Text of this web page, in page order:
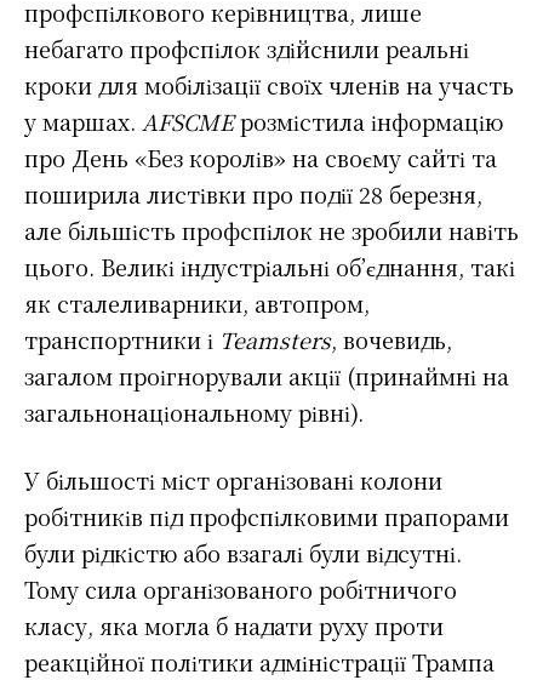
профспілкового керівництва, лише
небагато профспілок здійснили реальні
кроки для мобілізації своїх членів на участь
у маршах. AFSCMEрозмістила інформацію
про День «Без королів» на своєму сайті та
поширила листівки про події 28 березня,
але більшість профспілок не зробили навіть
цього. Великі індустріальні об’єднання, такі
як сталеливарники, автопром,
транспортники і Teamsters, вочевидь,
загалом проігнорували акції (принаймні на
загальнонаціональному рівні).
У більшості міст організовані колони
робітників під профспілковими прапорами
були рідкістю або взагалі були відсутні.
Тому сила організованого робітничого
класу, яка могла б надати руху проти
реакційної політики адміністрації Трампа